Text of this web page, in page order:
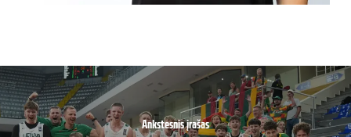
Ankstesnis įrašas